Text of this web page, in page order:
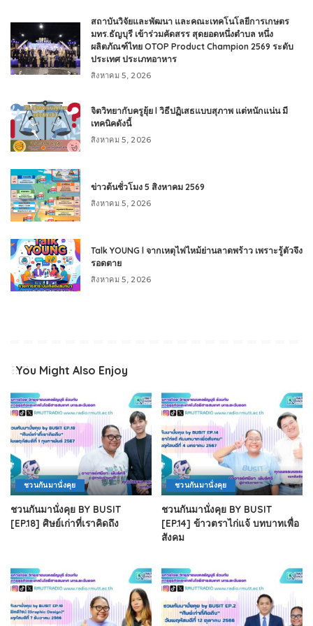
สถาบันวิจัยและพัฒนา และคณะเทคโนโลยีการเกษตร
มทร.ธัญบุรี เข้าร่วมคัดสรร สุดยอดหนึ่งตำบล หนึ่ง
ผลิตภัณฑ์ไทย OTOP Product Champion 2569 ระดับ
ประเทศ ประเภทอาหาร
สิงหาคม 5, 2026
จิตวิทยากับครูยุ้ย l วิธีปฏิเสธแบบสุภาพ แต่หนักแน่น มี
เทคนิคดังนี้
สิงหาคม 5, 2026
ข่าวต้นชั่วโมง 5 สิงหาคม 2569
สิงหาคม 5, 2026
Talk YOUNG l จากเหตุไฟไหม้ย่านลาดพร้าว เพราะรู้ตัวจึง
รอดตาย
สิงหาคม 5, 2026
You Might Also Enjoy
ชวนกันมานั่งคุย
ชวนกันมานั่งคุย BY BUSIT
[EP.18] ศิษย์เก่าที่เราคิดถึง
ชวนกันมานั่งคุย
ชวนกันมานั่งคุย BY BUSIT
[EP.14] ข้าวตราไก่แจ้ บทบาทเพื่อ
สังคม